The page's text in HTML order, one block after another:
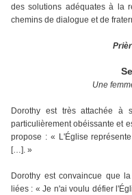
des solutions adéquates à la
chemins de dialogue et de
Une
Dorothy est très attachée
particulièrement obéissante et
propose : « L'Église
[…]. »
Dorothy est convaincue que
liées : « Je n'ai voulu défier